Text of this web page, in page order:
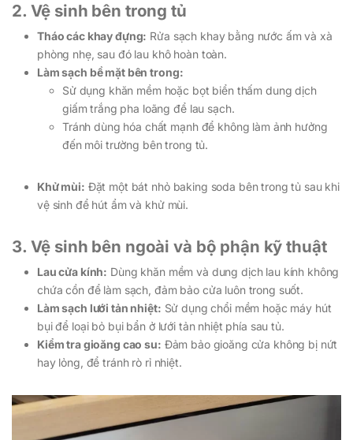
2. Vệ sinh bên trong tủ
Tháo các khay đựng: Rửa sạch khay bằng nước ấm và xà
phòng nhẹ, sau đó lau khô hoàn toàn.
Làm sạch bề mặt bên trong:
Sử dụng khăn mềm hoặc bọt biển thấm dung dịch
giấm trắng pha loãng để lau sạch.
Tránh dùng hóa chất mạnh để không làm ảnh hưởng
đến môi trường bên trong tủ.
Khử mùi: Đặt một bát nhỏ baking soda bên trong tủ sau khi
vệ sinh để hút ẩm và khử mùi.
3. Vệ sinh bên ngoài và bộ phận kỹ thuật
Lau cửa kính: Dùng khăn mềm và dung dịch lau kính không
chứa cồn để làm sạch, đảm bảo cửa luôn trong suốt.
Làm sạch lưới tản nhiệt: Sử dụng chổi mềm hoặc máy hút
bụi để loại bỏ bụi bẩn ở lưới tản nhiệt phía sau tủ.
Kiểm tra gioăng cao su: Đảm bảo gioăng cửa không bị nứt
hay lỏng, để tránh rò rỉ nhiệt.